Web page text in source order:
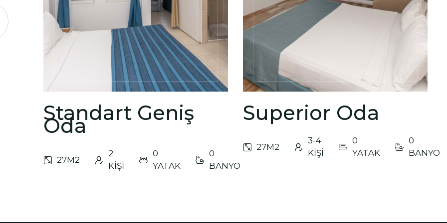
Standart Geniş
Oda
27M2
2
KİŞİ
0
YATAK
0
BANYO
Superior Oda
27M2
3-4
KİŞİ
0
YATAK
0
BANYO